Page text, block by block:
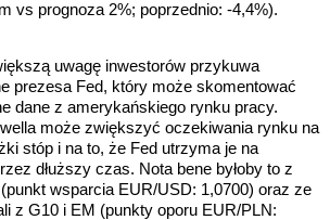
vs prognoza 2%; poprzednio: -4,4%).
uwagę inwestorów przykuwa
prezesa Fed, który może skomentować
dane z amerykańskiego rynku pracy.
może zwiększyć oczekiwania rynku na
stóp i na to, że Fed utrzyma je na
dłuższy czas. Nota bene byłoby to z
wsparcia EUR/USD: 1,0700) oraz ze
z G10 i EM (punkty oporu EUR/PLN: